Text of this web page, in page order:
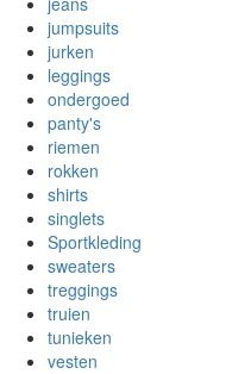
jumpsuits
jurken
leggings
ondergoed
panty's
riemen
rokken
shirts
singlets
Sportkleding
sweaters
treggings
truien
tunieken
vesten